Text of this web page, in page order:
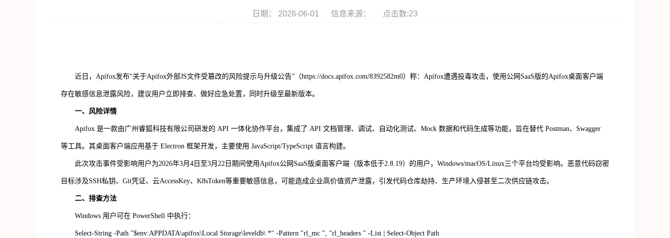
日期： 2026-06-01 信息来源： 点击数:23
近日， Apifox发布“关于Apifox外部JS文件受篡改的风险提示与升级公告” （https://docs.apifox.com/8392582m0）称： Apifox遭遇投毒攻击，使用公网 SaaS版的Apifox桌面客户端
存在敏感信息泄露风险，建议用户立即排查、做好应急处置，同时升级至最新版本。
一、风险详情
Apifox 是一款由广州睿狐科技有限公司研发的 API 一体化协作平台，集成了 API 文档管理、调试、自动化测试、 Mock 数据和代码生成等功能，旨在替代 Postman、 Swagger
等工具。其桌面客户端应用基于 Electron 框架开发，主要使用 JavaScript/TypeScript 语言构建。
此次攻击事件受影响用户为2026年3月 4 日至3月 22 日期间使用Apifox公网 SaaS版桌面客户端（版本低于2.8.19）的用户， Windows/macOS/Linux三个平台均受影响。恶意代码窃密
目标涉及SSH私钥、 Git凭证、云AccessKey、 K8sToken等重要敏感信息，可能造成企业高价值资产泄露，引发代码仓库劫持、生产环境入侵甚至二次供应链攻击。
二、排查方法
Windows 用户可在 PowerShell 中执行：
Select-String -Path "$env:APPDATA\apifox\Local Storage\leveldb\ *" -Pattern "rl_mc ", "rl_headers " -List | Select-Object Path